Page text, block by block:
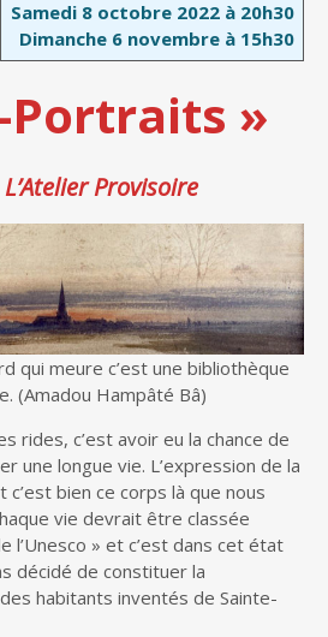
Samedi 8 octobre 2022 à 20h30
Dimanche 6 novembre à 15h30
Portraits »
Provisoire
qui meure c’est une bibliothèque
(Amadou Hampâté Bâ)
rides, c’est avoir eu la chance de
une longue vie. L’expression de la
bien ce corps là que nous
vie devrait être classée
l’Unesco » et c’est dans cet état
décidé de constituer la
habitants inventés de Sainte-